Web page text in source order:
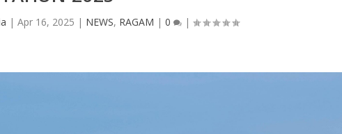
|Apr 16, 2025 | NEWS, RAGAM |0 |